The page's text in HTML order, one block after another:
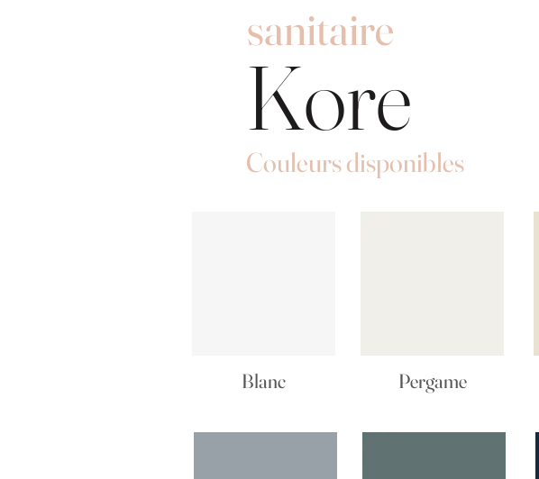
sanitaire
Kore
Couleurs disponibles
Blanc Pergame